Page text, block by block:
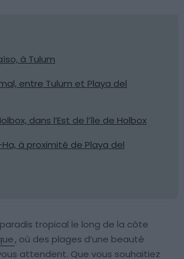
à Tulum
entre Tulum et Playa del
dans l’Est de l’île de Holbox
Ha, à proximité de Playa del
tropical le long de la côte
, où des plages d’une beauté
attendent. Que vous souhaitiez